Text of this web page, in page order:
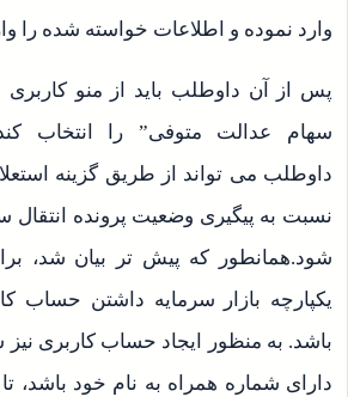
وارد نموده و اطلاعات خواسته شده را
پس از آن داوطلب باید از منو کاربری
سهام عدالت متوفی” را انتخاب
داوطلب می تواند از طریق گزینه
نسبت به پیگیری وضعیت پرونده
شود.همانطور که پیش تر بیان شد،
یکپارچه بازار سرمایه داشتن حساب
باشد. به منظور ایجاد حساب کاربری
دارای شماره همراه به نام خود باشد، تا